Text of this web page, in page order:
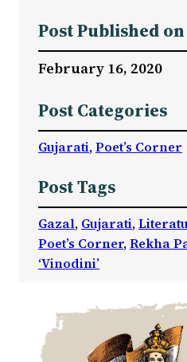
Post Published on
February 16, 2020
Post Categories
Gujarati, Poet’s Corner
Post Tags
Gazal, Gujarati,
Poet’s Corner, Rekha
‘Vinodini’